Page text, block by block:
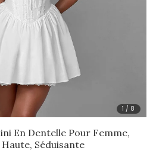
1 / 8
En Dentelle Pour Femme,
Séduisante